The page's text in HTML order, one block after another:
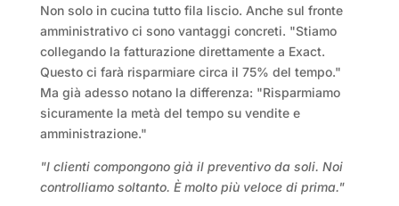
Non solo in cucina tutto fila liscio. Anche sul fronte
amministrativo ci sono vantaggi concreti. "Stiamo
collegando la fatturazione direttamente a Exact.
Questo ci farà risparmiare circa il 75% del tempo."
Ma già adesso notano la differenza: "Risparmiamo
sicuramente la metà del tempo su vendite e
amministrazione."
"I clienti compongono già il preventivo da soli. Noi
controlliamo soltanto. È molto più veloce di prima."